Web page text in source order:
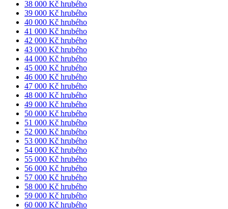
38 000 Kč hrubého
39 000 Kč hrubého
40 000 Kč hrubého
41 000 Kč hrubého
42 000 Kč hrubého
43 000 Kč hrubého
44 000 Kč hrubého
45 000 Kč hrubého
46 000 Kč hrubého
47 000 Kč hrubého
48 000 Kč hrubého
49 000 Kč hrubého
50 000 Kč hrubého
51 000 Kč hrubého
52 000 Kč hrubého
53 000 Kč hrubého
54 000 Kč hrubého
55 000 Kč hrubého
56 000 Kč hrubého
57 000 Kč hrubého
58 000 Kč hrubého
59 000 Kč hrubého
60 000 Kč hrubého